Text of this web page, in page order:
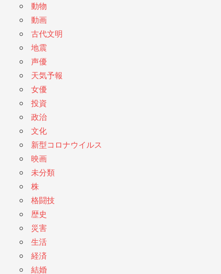
動物
動画
古代文明
地震
声優
天気予報
女優
投資
政治
文化
新型コロナウイルス
映画
未分類
株
格闘技
歴史
災害
生活
経済
結婚